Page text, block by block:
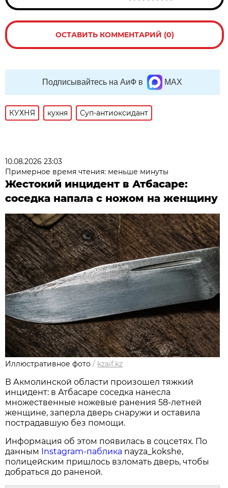
ОСТАВИТЬ КОММЕНТАРИЙ (0)
Подписывайтесь на АиФ в MAX
КУХНЯ кухня Суп-антиоксидант
10.08.2026 23:03
Примерное время чтения: меньше минуты
Жестокий инцидент в Атбасаре:
соседка напала с ножом на женщину
Иллюстративное фото / kzaif.kz
В Акмолинской области произошел тяжкий
инцидент: в Атбасаре соседка нанесла
множественные ножевые ранения 58‑летней
женщине, заперла дверь снаружи и оставила
пострадавшую без помощи.
Информация об этом появилась в соцсетях. По
данным Instagram‑паблика nayza_kokshe,
полицейским пришлось взломать дверь, чтобы
добраться до раненой.